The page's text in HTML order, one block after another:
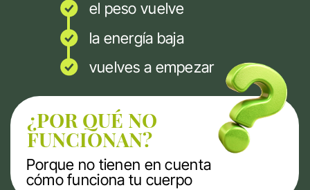
Entender cómo
influyen las hormonas
en el peso, la energía y
el apetito
Nutrición hormonal
femenina
Mejorar cómo el
cuerpo gestiona la
energía y los
nutrientes
Salud metabólica